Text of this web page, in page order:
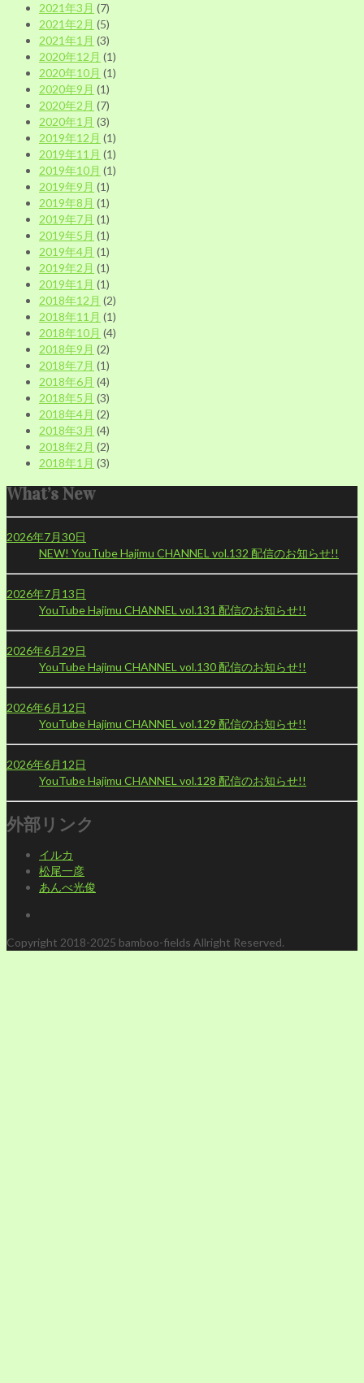
2021年3月 (7)
2021年2月 (5)
2021年1月 (3)
2020年12月 (1)
2020年10月 (1)
2020年9月 (1)
2020年2月 (7)
2020年1月 (3)
2019年12月 (1)
2019年11月 (1)
2019年10月 (1)
2019年9月 (1)
2019年8月 (1)
2019年7月 (1)
2019年5月 (1)
2019年4月 (1)
2019年2月 (1)
2019年1月 (1)
2018年12月 (2)
2018年11月 (1)
2018年10月 (4)
2018年9月 (2)
2018年7月 (1)
2018年6月 (4)
2018年5月 (3)
2018年4月 (2)
2018年3月 (4)
2018年2月 (2)
2018年1月 (3)
What’s New
2026年7月30日
NEW! YouTube Hajimu CHANNEL vol.132 配信のお知らせ!!
2026年7月13日
YouTube Hajimu CHANNEL vol.131 配信のお知らせ!!
2026年6月29日
YouTube Hajimu CHANNEL vol.130 配信のお知らせ!!
2026年6月12日
YouTube Hajimu CHANNEL vol.129 配信のお知らせ!!
2026年6月12日
YouTube Hajimu CHANNEL vol.128 配信のお知らせ!!
外部リンク
イルカ
松尾一彦
あんべ光俊
Copyright 2018-2025 bamboo-fields Allright Reserved.